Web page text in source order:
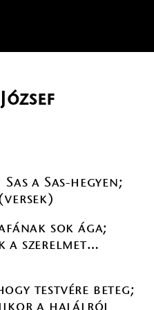
a Sas-hegyen;
sok ága;
a szerelmet…
testvére beteg;
a halálról